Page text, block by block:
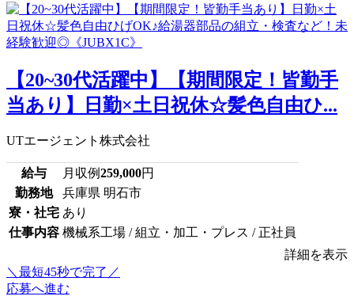
【20~30代活躍中】【期間限定！皆勤手
当あり】日勤×土日祝休☆髪色自由ひ...
UTエージェント株式会社
給与 月収例259,000円
勤務地
兵庫県 明石市
寮・社宅 あり
仕事内容 機械系工場 / 組立・加工・プレス / 正社員
詳細を表示
＼最短45秒で完了／
応募へ進む